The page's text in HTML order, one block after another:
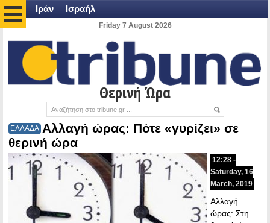
Ιράν Ισραήλ
Friday 7 August 2026
Θερινή Ώρα
ΕΛΛΑΔΑ Αλλαγή ώρας: Πότε «γυρίζει» σε
θερινή ώρα
12:28 -
Saturday, 16
March, 2019
Αλλαγή
ώρας: Στη